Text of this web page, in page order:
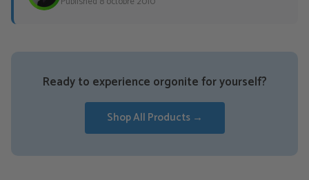
Ready to experience orgonite for yourself?
Shop All Products →